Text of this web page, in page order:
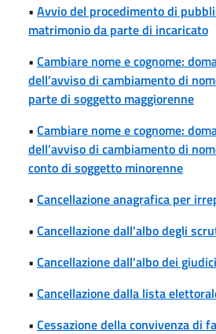
• Avvio del procedimento di
matrimonio da parte di incaricato
• Cambiare nome e cognome:
dell’avviso di cambiamento di
parte di soggetto maggiorenne
• Cambiare nome e cognome:
dell’avviso di cambiamento di
conto di soggetto minorenne
• Cancellazione anagrafica per
• Cancellazione dall'albo degli
• Cancellazione dall'albo dei
• Cancellazione dalla lista
• Cessazione della convivenza di